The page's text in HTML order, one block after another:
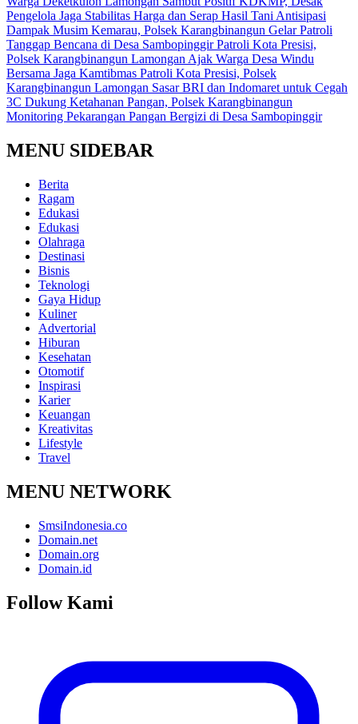
Pengelola Jaga Stabilitas Harga dan Serap Hasil Tani Antisipasi
Dampak Musim Kemarau, Polsek Karangbinangun Gelar Patroli
Tanggap Bencana di Desa SambopinggirPatroli Kota Presisi,
Polsek Karangbinangun Lamongan Ajak Warga Desa Windu
Bersama Jaga Kamtibmas Patroli Kota Presisi, Polsek
Karangbinangun Lamongan Sasar BRI dan Indomaret untuk Cegah
3C Dukung Ketahanan Pangan, Polsek Karangbinangun
Monitoring Pekarangan Pangan Bergizi di Desa Sambopinggir
MENU SIDEBAR
Berita
Ragam
Edukasi
Edukasi
Olahraga
Destinasi
Bisnis
Teknologi
Gaya Hidup
Kuliner
Advertorial
Hiburan
Kesehatan
Otomotif
Inspirasi
Karier
Keuangan
Kreativitas
Lifestyle
Travel
MENU NETWORK
SmsiIndonesia.co
Domain.net
Domain.org
Domain.id
Follow Kami